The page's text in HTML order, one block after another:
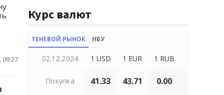
09:27
Курс валют
ТЕНЕВОЙ РЫНОК НБУ
02.12.2024 1 USD 1 EUR 1 RUB
Покупка 41.33 43.71 0.00